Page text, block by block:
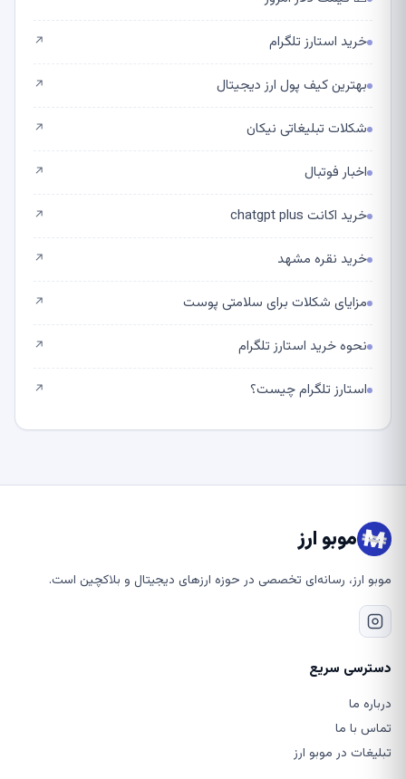
خرید استارز تلگرام ↗
بهترین کیف پول ارز دیجیتال ↗
شکلات تبلیغاتی نیکان ↗
اخبار فوتبال ↗
خرید اکانت chatgpt plus ↗
خرید نقره مشهد ↗
مزایای شکلات برای سلامتی پوست ↗
نحوه خرید استارز تلگرام ↗
استارز تلگرام چیست؟ ↗
موبو ارز
موبو ارز، رسانه‌ای تخصصی در حوزه ارزهای دیجیتال و بلاکچین است.
دسترسی سریع
درباره ما
تماس با ما
تبلیغات در موبو ارز